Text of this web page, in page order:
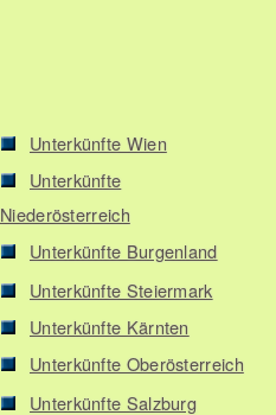
Unterkünfte Wien
Unterkünfte
Niederösterreich
Unterkünfte Burgenland
Unterkünfte Steiermark
Unterkünfte Kärnten
Unterkünfte Oberösterreich
Unterkünfte Salzburg